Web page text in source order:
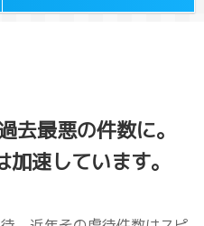
去最悪の件数に。
速しています。